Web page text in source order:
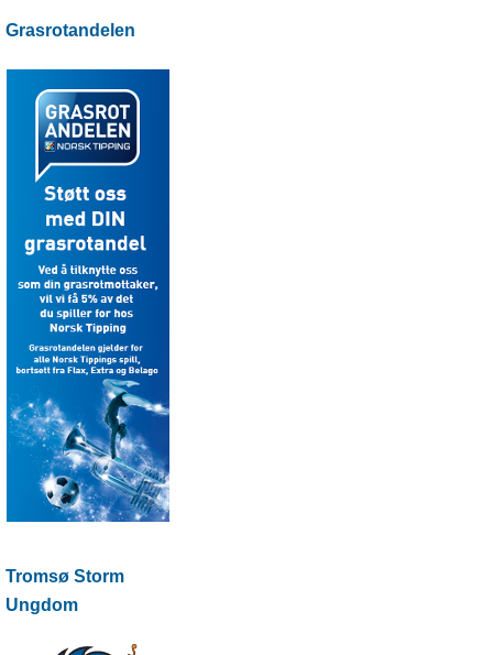
Grasrotandelen
Tromsø Storm
Ungdom